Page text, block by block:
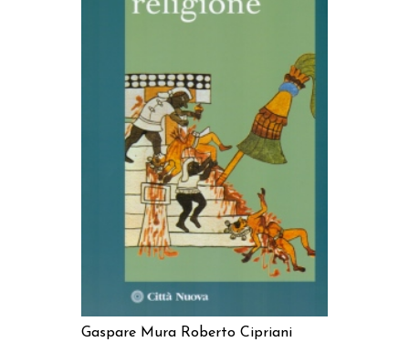
LEGGI TUTTO
Gaspare Mura Roberto Cipriani